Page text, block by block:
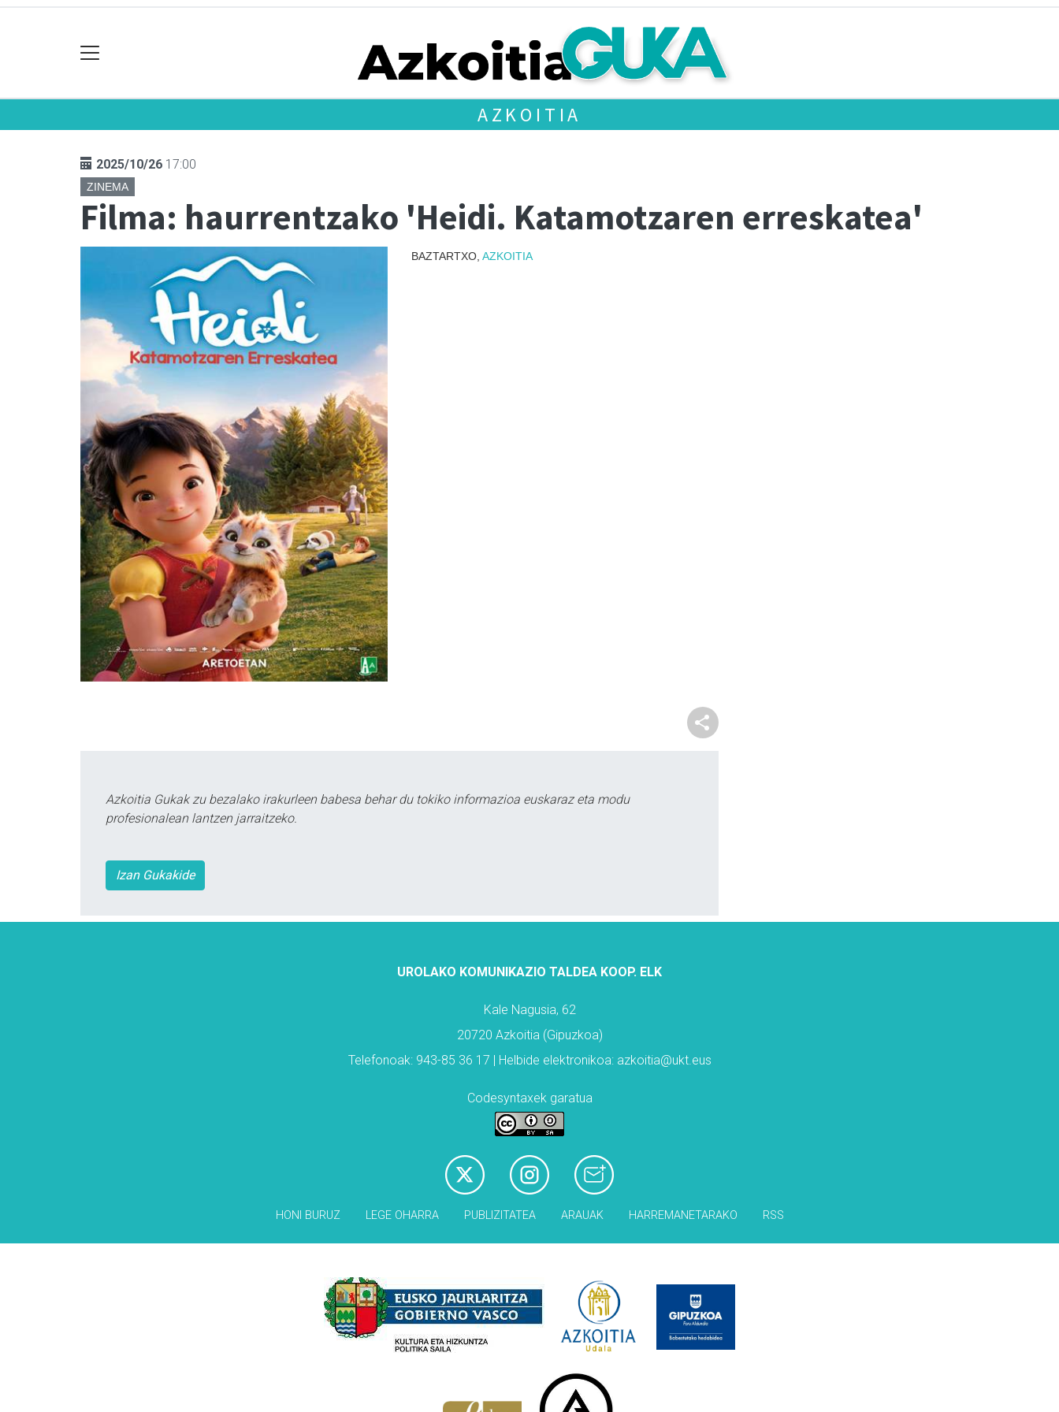
AZKOITIA
2025/10/26 17:00
ZINEMA
Filma: haurrentzako 'Heidi. Katamotzaren erreskatea'
BAZTARTXO, AZKOITIA
Azkoitia Gukak zu bezalako irakurleen babesa behar du tokiko informazioa euskaraz eta modu
profesionalean lantzen jarraitzeko.
Izan Gukakide
UROLAKO KOMUNIKAZIO TALDEA KOOP. ELK
Kale Nagusia, 62
20720 Azkoitia (Gipuzkoa)
Telefonoak: 943-85 36 17 | Helbide elektronikoa: azkoitia@ukt.eus
Codesyntaxek garatua
HONI BURUZ LEGE OHARRA PUBLIZITATEA ARAUAK HARREMANETARAKO RSS